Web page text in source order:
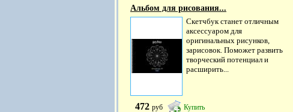
Альбом для рисования...
Скетчбук станет отличным
аксессуаром для
оригинальных рисунков,
зарисовок. Поможет развить
творческий потенциал и
расширить...
472 руб Купить